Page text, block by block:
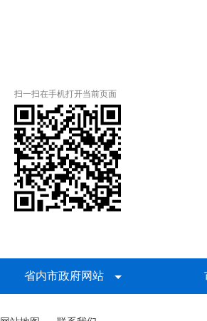
扫一扫在手机打开当前页面
省内市政府网站